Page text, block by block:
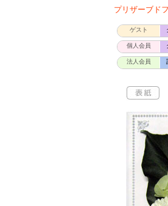
プリザーブド
ゲスト
個人会員
法人会員